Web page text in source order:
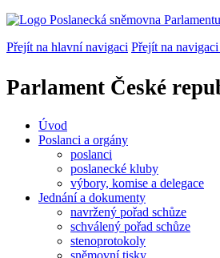
Přejít na hlavní navigaci Přejít na navigaci
Parlament České
Úvod
Poslanci a orgány
poslanci
poslanecké kluby
výbory, komise a delegace
Jednání a dokumenty
navržený pořad schůze
schválený pořad schůze
stenoprotokoly
sněmovní tisky